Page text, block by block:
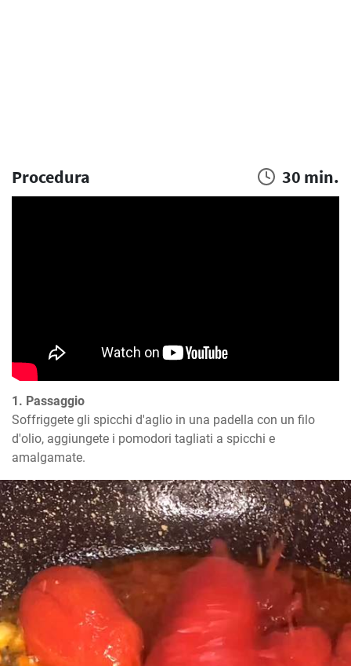
Procedura 30 min.
1. Passaggio
Soffriggete gli spicchi d'aglio in una padella con un filo
d'olio, aggiungete i pomodori tagliati a spicchi e
amalgamate.